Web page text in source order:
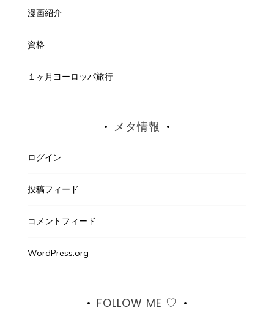
漫画紹介
資格
１ヶ月ヨーロッパ旅行
メタ情報
ログイン
投稿フィード
コメントフィード
WordPress.org
FOLLOW ME ♡